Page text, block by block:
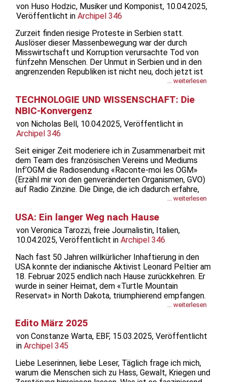
von Huso Hodzic, Musiker und Komponist, 10.04.2025,
Veröffentlicht in Archipel 346
Zurzeit finden riesige Proteste in Serbien statt.
Auslöser dieser Massenbewegung war der durch
Misswirtschaft und Korruption verursachte Tod von
fünfzehn Menschen. Der Unmut in Serbien und in den
angrenzenden Republiken ist nicht neu, doch jetzt ist
das Fass wohl übergelaufen. Das magische Licht einer
zahlreichen...
... weiterlesen
TECHNOLOGIE UND WISSENSCHAFT: Die
NBIC-Konvergenz
von Nicholas Bell, 10.04.2025, Veröffentlicht in
Archipel 346
Seit einiger Zeit moderiere ich in Zusammenarbeit mit
dem Team des französischen Vereins und Mediums
Inf’OGM die Radiosendung «Raconte-moi les OGM»
(Erzähl mir von den genveränderten Organismen, GVO)
auf Radio Zinzine. Die Dinge, die ich dadurch erfahre,
erschrecken mich immer wieder aufs Neue: die zutiefst
Förderer dieser Eingriffe...
... weiterlesen
USA: Ein langer Weg nach Hause
von Veronica Tarozzi, freie Journalistin, Italien,
10.04.2025, Veröffentlicht in Archipel 346
Nach fast 50 Jahren willkürlicher Inhaftierung in den
USA konnte der indianische Aktivist Leonard Peltier am
18. Februar 2025 endlich nach Hause zurückkehren. Er
wurde in seiner Heimat, dem «Turtle Mountain
Reservat» in North Dakota, triumphierend empfangen.
«Wie lange war ich weg, eine Woche? Ich kann immer
dem...
... weiterlesen
Edito März 2025
von Constanze Warta, EBF, 15.03.2025, Veröffentlicht
in Archipel 345
Liebe Leserinnen, liebe Leser, Täglich frage ich mich,
warum die Menschen sich zu Hass, Gewalt, Kriegen und